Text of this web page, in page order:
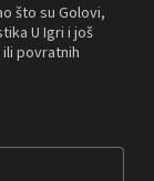
što su Golovi,
U Igri i još
povratnih